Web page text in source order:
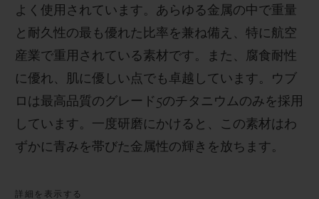
よく使用されています。あらゆる金属の中で重量
と耐久性の最も優れた比率を兼ね備え、特に航空
産業で重用されている素材です。また、腐食耐性
に優れ、肌に優しい点でも卓越しています。ウブ
ロは最高品質のグレード 5のチタニウムのみを採用
しています。一度研磨にかけると、この素材はわ
ずかに青みを帯びた金属性の輝きを放ちます。
詳細を表示する